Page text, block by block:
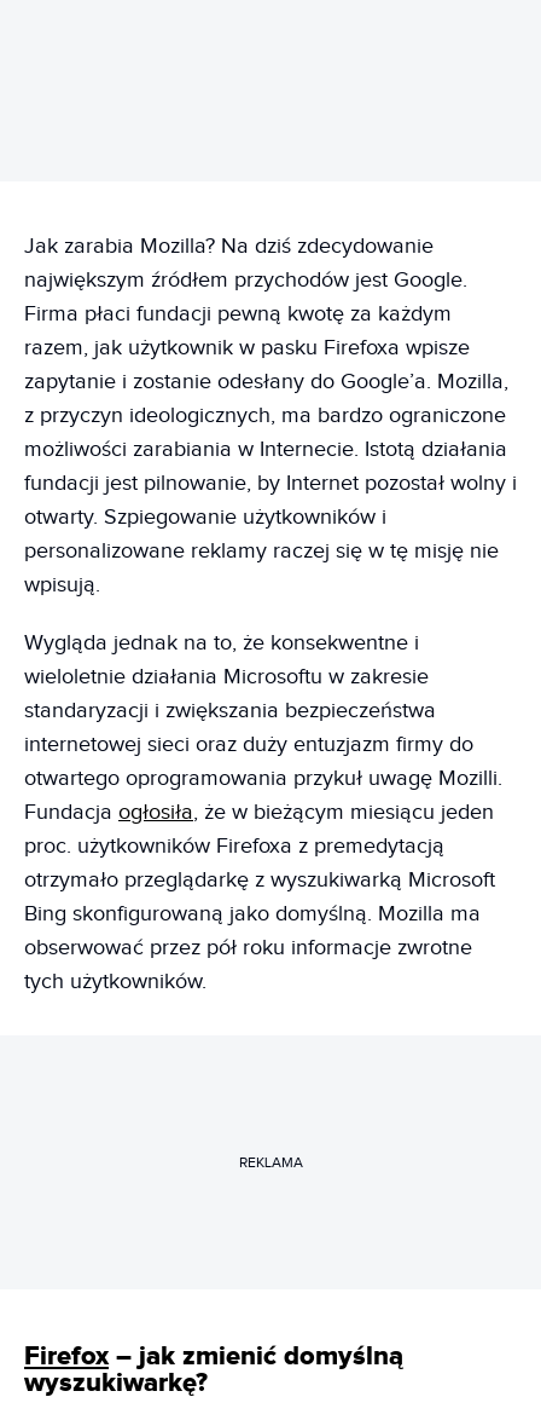
Jak zarabia Mozilla? Na dziś zdecydowanie
największym źródłem przychodów jest Google.
Firma płaci fundacji pewną kwotę za każdym
razem, jak użytkownik w pasku Firefoxa wpisze
zapytanie i zostanie odesłany do Google’a. Mozilla,
z przyczyn ideologicznych, ma bardzo ograniczone
możliwości zarabiania w Internecie. Istotą działania
fundacji jest pilnowanie, by Internet pozostał wolny i
otwarty. Szpiegowanie użytkowników i
personalizowane reklamy raczej się w tę misję nie
wpisują.
Wygląda jednak na to, że konsekwentne i
wieloletnie działania Microsoftu w zakresie
standaryzacji i zwiększania bezpieczeństwa
internetowej sieci oraz duży entuzjazm firmy do
otwartego oprogramowania przykuł uwagę Mozilli.
Fundacja ogłosiła, że w bieżącym miesiącu jeden
proc. użytkowników Firefoxa z premedytacją
otrzymało przeglądarkę z wyszukiwarką Microsoft
Bing skonfigurowaną jako domyślną. Mozilla ma
obserwować przez pół roku informacje zwrotne
tych użytkowników.
REKLAMA
Firefox– jak zmienić domyślną
wyszukiwarkę?